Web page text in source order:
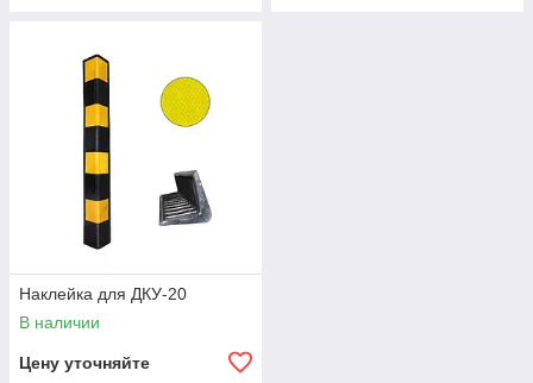
Наклейка для ДКУ-20
В наличии
Цену уточняйте